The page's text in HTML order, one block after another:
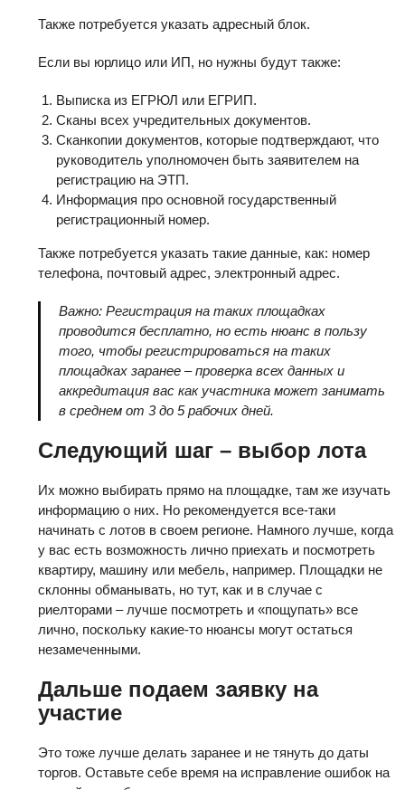
Также потребуется указать адресный блок.
Если вы юрлицо или ИП, но нужны будут также:
Выписка из ЕГРЮЛ или ЕГРИП.
Сканы всех учредительных документов.
Сканкопии документов, которые подтверждают, что
руководитель уполномочен быть заявителем на
регистрацию на ЭТП.
Информация про основной государственный
регистрационный номер.
Также потребуется указать такие данные, как: номер
телефона, почтовый адрес, электронный адрес.
Важно: Регистрация на таких площадках
проводится бесплатно, но есть нюанс в пользу
того, чтобы регистрироваться на таких
площадках заранее – проверка всех данных и
аккредитация вас как участника может занимать
в среднем от 3 до 5 рабочих дней.
Следующий шаг – выбор лота
Их можно выбирать прямо на площадке, там же изучать
информацию о них. Но рекомендуется все-таки
начинать с лотов в своем регионе. Намного лучше, когда
у вас есть возможность лично приехать и посмотреть
квартиру, машину или мебель, например. Площадки не
склонны обманывать, но тут, как и в случае с
риелторами – лучше посмотреть и «пощупать» все
лично, поскольку какие-то нюансы могут остаться
незамеченными.
Дальше подаем заявку на
участие
Это тоже лучше делать заранее и не тянуть до даты
торгов. Оставьте себе время на исправление ошибок на